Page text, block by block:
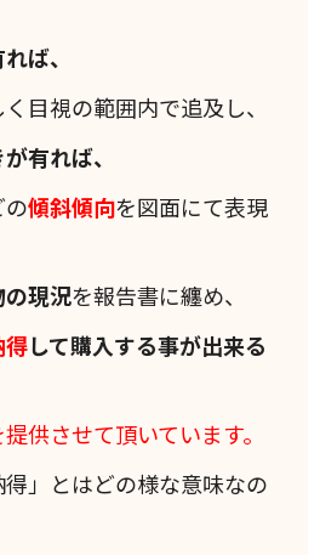
ば、
目視の範囲内で追及し、
有れば、
の傾斜傾向を図面にて表現
の現況を報告書に纏め、
得して購入する事が出来る
供させて頂いています。
」とはどの様な意味なの